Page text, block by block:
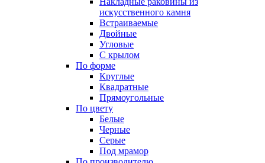
искусственного камня
Встраиваемые
Двойные
Угловые
С крылом
По форме
Круглые
Квадратные
Прямоугольные
По цвету
Белые
Черные
Серые
Под мрамор